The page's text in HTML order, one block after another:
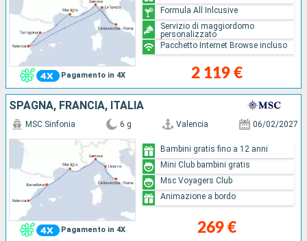
Pagamento in 4X 2 119 €
Formula All Inlcusive
Servizio di maggiordomo
personalizzato
Pacchetto Internet Browse incluso
SPAGNA, FRANCIA, ITALIA
Pagamento in 4X
MSC Sinfonia 6 g Valencia 06/02/2027
269 €
Bambini gratis fino a 12 anni
Mini Club bambini gratis
Msc Voyagers Club
Animazione a bordo